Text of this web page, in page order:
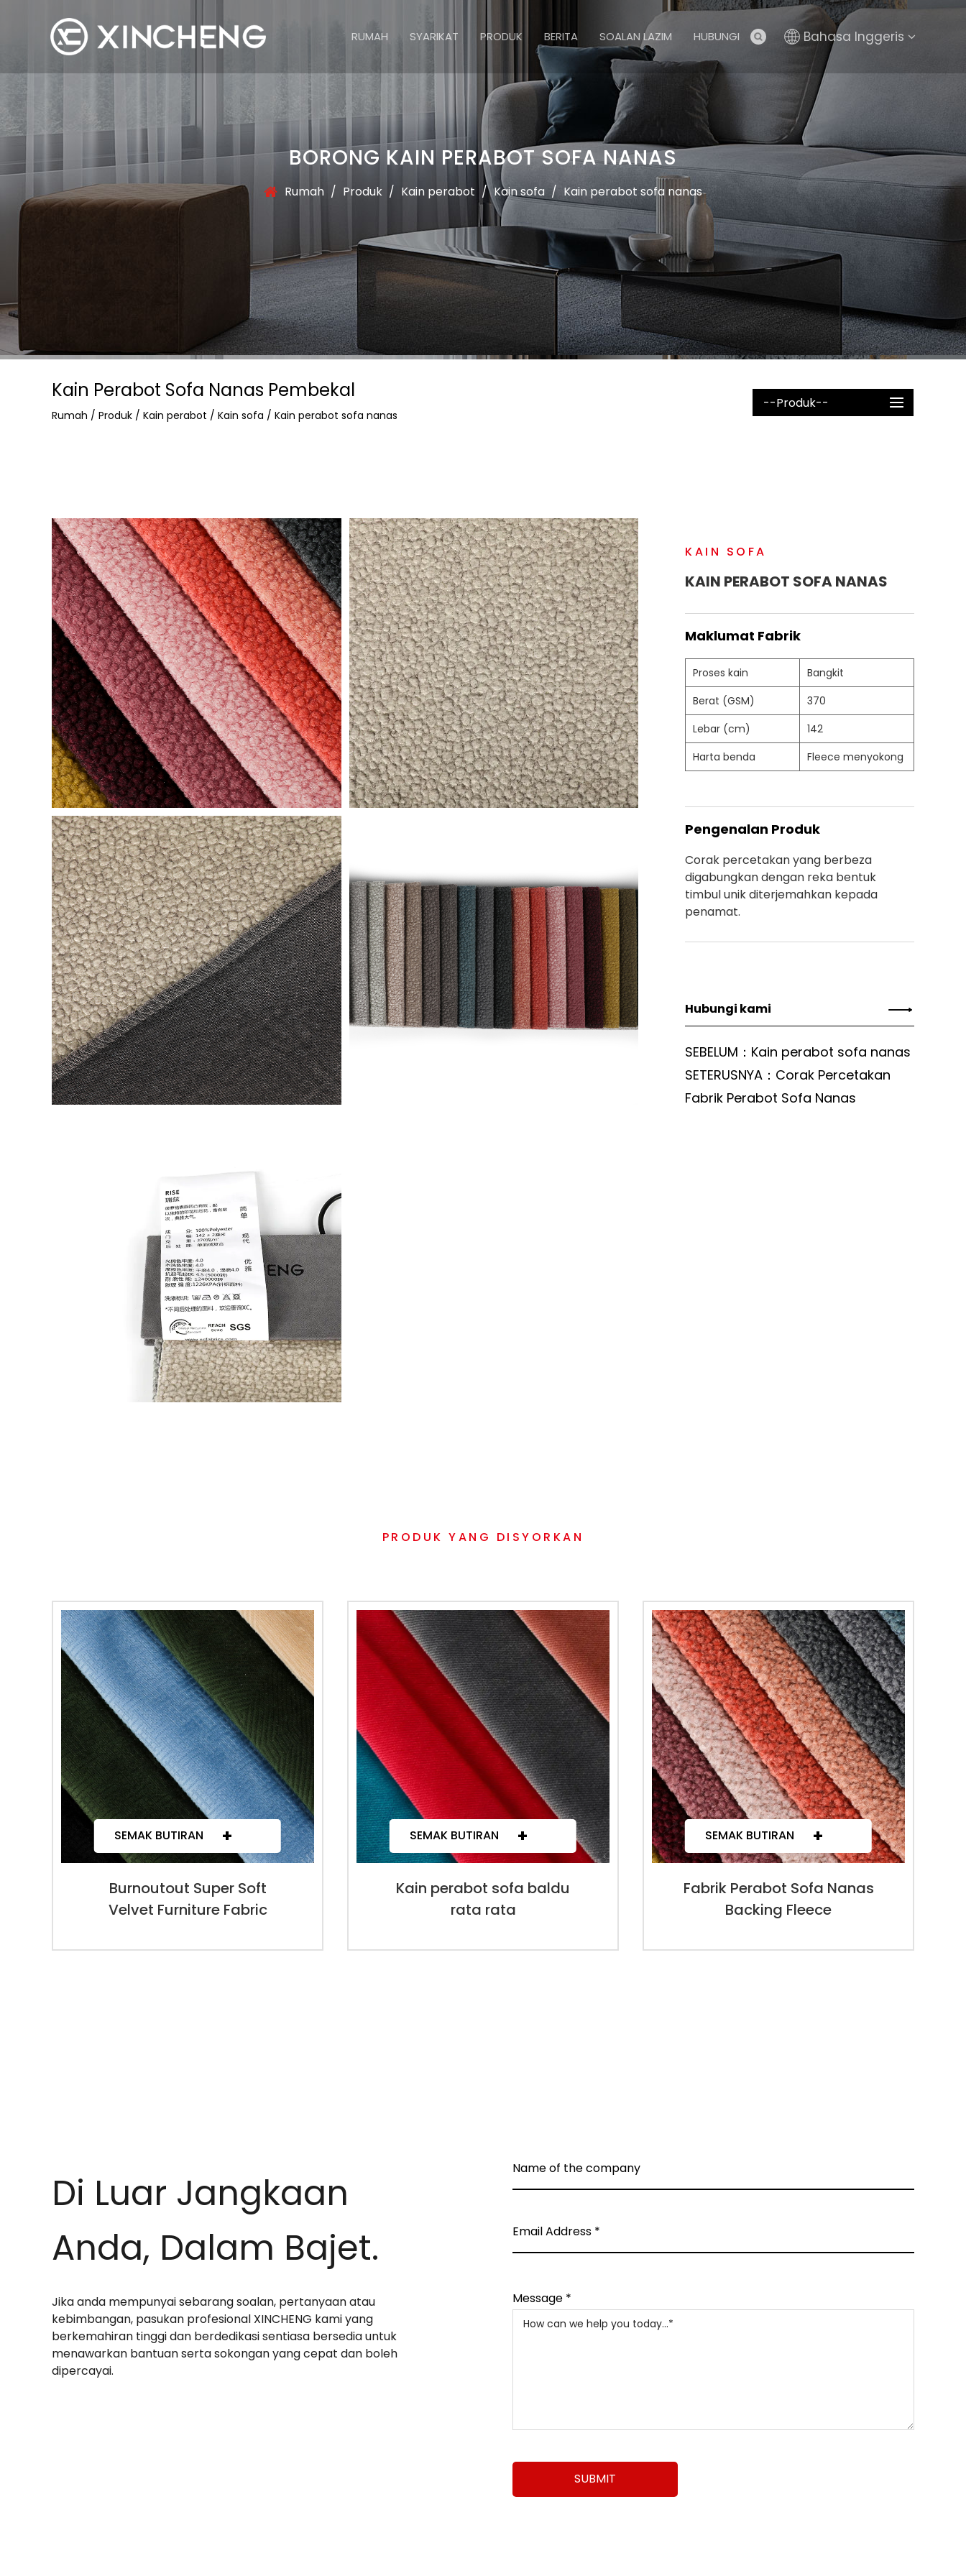
RUMAH SYARIKAT PRODUK BERITA SOALAN LAZIM HUBUNGI Bahasa Inggeris
BORONG KAIN PERABOT SOFA NANAS
Rumah / Produk / Kain perabot / Kain sofa / Kain perabot sofa nanas
Kain Perabot Sofa Nanas Pembekal
Rumah / Produk / Kain perabot / Kain sofa / Kain perabot sofa nanas
--Produk--
KAIN SOFA
KAIN PERABOT SOFA NANAS
Maklumat Fabrik
Proses kain
Bangkit
Berat (GSM)
370
Lebar (cm)
142
Harta benda
Fleece menyokong
Pengenalan Produk
Corak percetakan yang berbeza
digabungkan dengan reka bentuk
timbul unik diterjemahkan kepada
penamat.
Hubungi kami
SEBELUM：Kain perabot sofa nanas
SETERUSNYA：Corak Percetakan
Fabrik Perabot Sofa Nanas
PRODUK YANG DISYORKAN
SEMAK BUTIRAN +
Burnoutout Super Soft
Velvet Furniture Fabric
SEMAK BUTIRAN +
Kain perabot sofa baldu
rata rata
SEMAK BUTIRAN +
Fabrik Perabot Sofa Nanas
Backing Fleece
Di Luar Jangkaan
Anda, Dalam Bajet.
Jika anda mempunyai sebarang soalan, pertanyaan atau
kebimbangan, pasukan profesional XINCHENG kami yang
berkemahiran tinggi dan berdedikasi sentiasa bersedia untuk
menawarkan bantuan serta sokongan yang cepat dan boleh
dipercayai.
Message *